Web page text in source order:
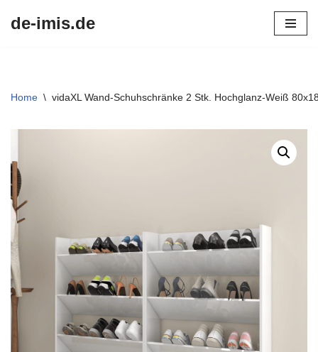
de-imis.de
Home \ vidaXL Wand-Schuhschränke 2 Stk. Hochglanz-Weiß